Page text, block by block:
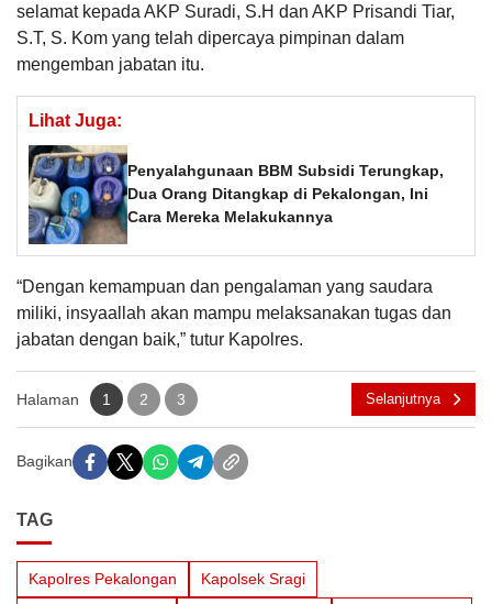
selamat kepada AKP Suradi, S.H dan AKP Prisandi Tiar,
S.T, S. Kom yang telah dipercaya pimpinan dalam
mengemban jabatan itu.
Lihat Juga:
Penyalahgunaan BBM Subsidi Terungkap,
Dua Orang Ditangkap di Pekalongan, Ini
Cara Mereka Melakukannya
“Dengan kemampuan dan pengalaman yang saudara
miliki, insyaallah akan mampu melaksanakan tugas dan
jabatan dengan baik,” tutur Kapolres.
Halaman 1 2 3 Selanjutnya
Bagikan
TAG
Kapolres Pekalongan Kapolsek Sragi